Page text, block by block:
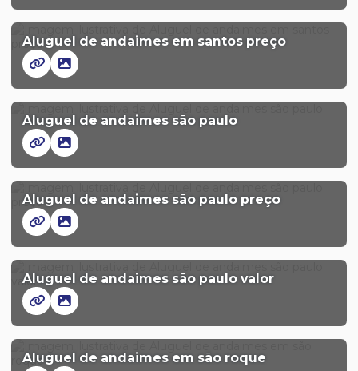
Aluguel de andaimes em santos preço
Aluguel de andaimes são paulo
Aluguel de andaimes são paulo preço
Aluguel de andaimes são paulo valor
Aluguel de andaimes em são roque